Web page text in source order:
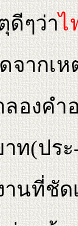
ๆว่าไ
จากเ
คําอธิ
ท(ประ
นที่ชัด